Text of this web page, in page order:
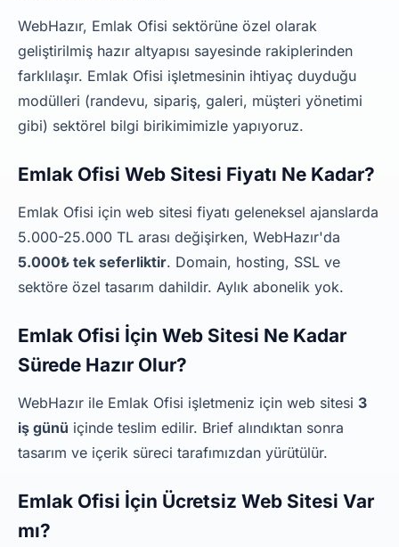
WebHazır, Emlak Ofisi sektörüne özel olarak
geliştirilmiş hazır altyapısı sayesinde rakiplerinden
farklılaşır. Emlak Ofisi işletmesinin ihtiyaç duyduğu
modülleri (randevu, sipariş, galeri, müşteri yönetimi
gibi) sektörel bilgi birikimimizle yapıyoruz.
Emlak Ofisi Web Sitesi Fiyatı Ne Kadar?
Emlak Ofisi için web sitesi fiyatı geleneksel ajanslarda
5.000-25.000 TL arası değişirken, WebHazır'da
5.000₺ tek seferliktir. Domain, hosting, SSL ve
sektöre özel tasarım dahildir. Aylık abonelik yok.
Emlak Ofisi İçin Web Sitesi Ne Kadar
Sürede Hazır Olur?
WebHazır ile Emlak Ofisi işletmeniz için web sitesi 3
iş günü içinde teslim edilir. Brief alındıktan sonra
tasarım ve içerik süreci tarafımızdan yürütülür.
Emlak Ofisi İçin Ücretsiz Web Sitesi Var
mı?